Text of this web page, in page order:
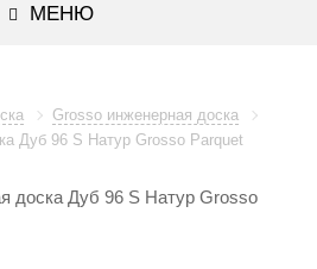
МЕНЮ
Grosso инженерная доска
Дуб 96 S Натур Grosso Parquet